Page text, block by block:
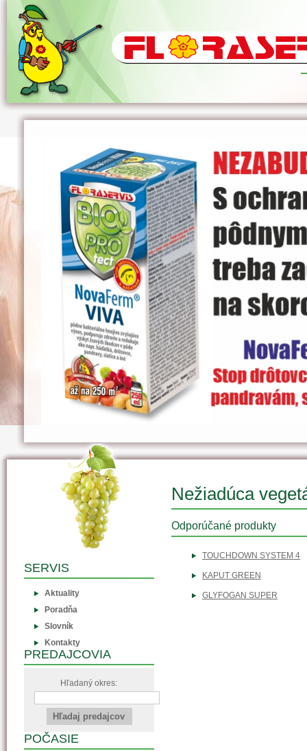
Nežiadúca
Odporúčané produkty
TOUCHDOWN SYSTEM 4
KAPUT GREEN
GLYFOGAN SUPER
SERVIS
Aktuality
Poradňa
Slovník
Kontakty
PREDAJCOVIA
Hľadaný okres:
POČASIE